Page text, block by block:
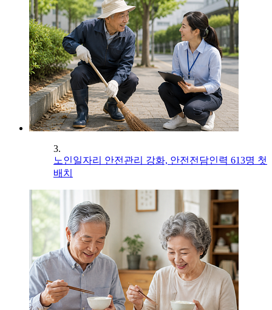
3.
노인일자리 안전관리 강화, 안전전담인력 613명 첫
배치